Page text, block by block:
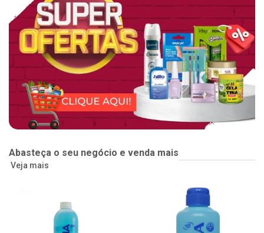
Abasteça o seu negócio e venda mais
Veja mais